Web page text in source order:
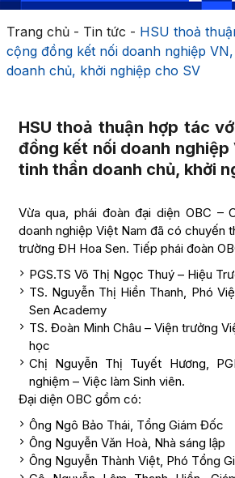
Trang chủ- Tin tức - HSU thoả
cộng đồng kết nối doanh nghiệp
doanh chủ, khởi nghiệp cho SV
HSU thoả thuận hợp tác
đồng kết nối doanh
tinh thần doanh chủ, khởi
Vừa qua, phái đoàn đại diện OBC –
doanh nghiệp Việt Nam đã có chuyến
trường ĐH Hoa Sen. Tiếp phái đoàn
PGS.TS Võ Thị Ngọc Thuý – Hiệu
TS. Nguyễn Thị Hiền Thanh, Phó
Sen Academy
TS. Đoàn Minh Châu – Viện trưởng
học
Chị Nguyễn Thị Tuyết Hương,
nghiệm – Việc làm Sinh viên.
Đại diện OBC gồm có:
Ông Ngô Bảo Thái, Tổng Giám Đốc
Ông Nguyễn Văn Hoà, Nhà sáng lập
Ông Nguyễn Thành Việt, Phó Tổng